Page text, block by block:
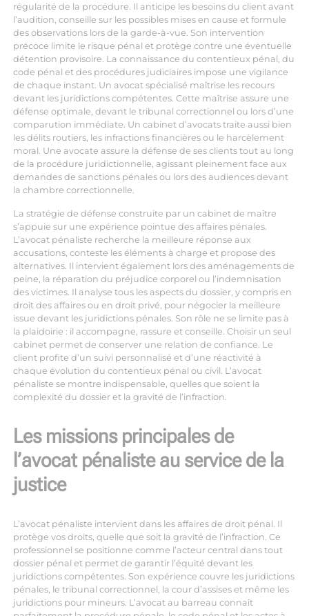
régularité de la procédure. Il anticipe les besoins du client avant
l’audition, conseille sur les possibles mises en cause et formule
des observations lors de la garde-à-vue. Son intervention
précoce limite le risque pénal et protège contre une éventuelle
détention provisoire. La connaissance du contentieux pénal, du
code pénal et des procédures judiciaires impose une vigilance
de chaque instant. Un avocat spécialisé maîtrise les recours
devant les juridictions compétentes. Cette maîtrise assure une
défense optimale, devant le tribunal correctionnel ou lors d’une
comparution immédiate. Un cabinet d’avocats traite aussi bien
les délits routiers, les infractions financières ou le harcèlement
moral. Une avocate assure la défense de ses clients tout au long
de la procédure juridictionnelle, agissant pleinement face aux
demandes de sanctions pénales ou lors des audiences devant
la chambre correctionnelle.
La stratégie de défense construite par un cabinet de maître
s’appuie sur une expérience pointue des affaires pénales.
L’avocat pénaliste recherche la meilleure réponse aux
accusations, conteste les éléments à charge et propose des
alternatives. Il intervient également lors des aménagements de
peine, la réparation du préjudice corporel ou l’indemnisation
des victimes. Il analyse tous les aspects du dossier, y compris en
droit des affaires ou en droit privé, pour négocier la meilleure
issue devant les juridictions pénales. Son rôle ne se limite pas à
la plaidoirie : il accompagne, rassure et conseille. Choisir un seul
cabinet permet de conserver une relation de confiance. Le
client profite d’un suivi personnalisé et d’une réactivité à
chaque évolution du contentieux pénal ou civil. L’avocat
pénaliste se montre indispensable, quelles que soient la
complexité du dossier et la gravité de l’infraction.
Les missions principales de
l’avocat pénaliste au service de la
justice
L’avocat pénaliste intervient dans les affaires de droit pénal. Il
protège vos droits, quelle que soit la gravité de l’infraction. Ce
professionnel se positionne comme l’acteur central dans tout
dossier pénal et permet de garantir l’équité devant les
juridictions compétentes. Son expérience couvre les juridictions
pénales, le tribunal correctionnel, la cour d’assises et même les
juridictions pour mineurs. L’avocat au barreau connaît